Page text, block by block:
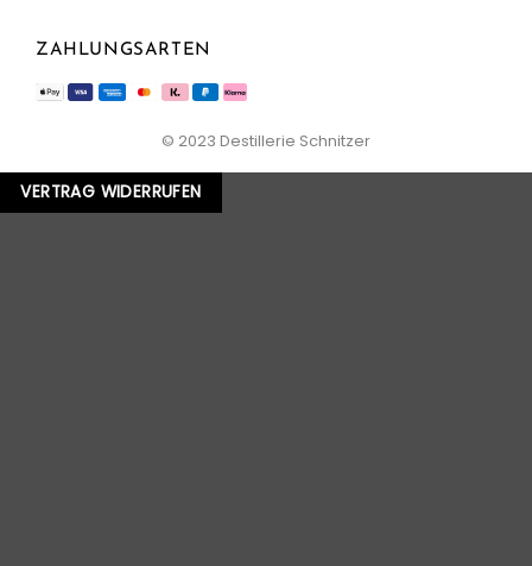
ZAHLUNGSARTEN
© 2023 Destillerie Schnitzer
VERTRAG WIDERRUFEN